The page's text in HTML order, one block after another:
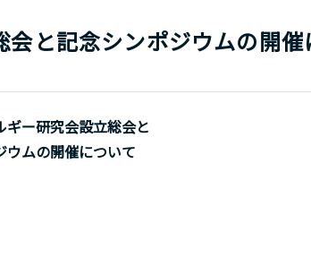
と記念シンポジウムの開催
ギー研究会設立総会と
ウムの開催について